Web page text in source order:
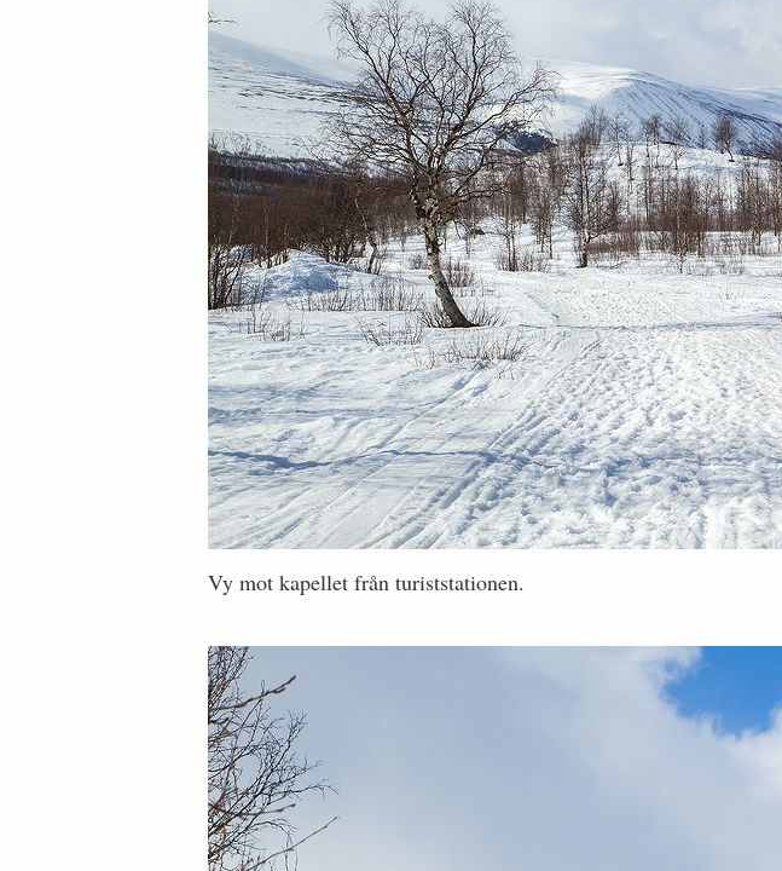
Vy mot kapellet från turiststationen.